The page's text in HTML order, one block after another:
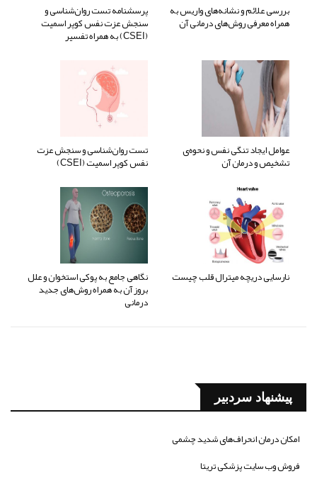
بررسی علائم و نشانه‌های واریس به
همراه معرفی روش‌های درمانی آن
پرسشنامه تست روان‌شناسی و
سنجش عزت نفس کوپر اسمیت
(CSEI) به همراه تفسیر
عوامل ایجاد تنگی نفس و نحوه‌ی
تشخیص و درمان آن
تست روان‌شناسی و سنجش عزت
نفس کوپر اسمیت (CSEI)
نارسایی دریچه میترال قلب چیست نگاهی جامع به پوکی استخوان و علل
بروز آن به همراه روش‌های جدید
درمانی
پیشنهاد سردبیر
امکان درمان انحراف‌های شدید چشمی
فروش وب سایت پزشکی تریتا